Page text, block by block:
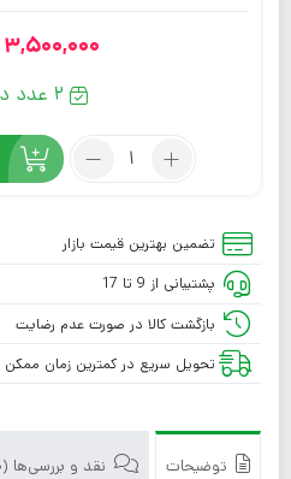
3,500,000
2 عدد در انبار
تضمین بهترین قیمت بازار
پشتیبانی از 9 تا 17
بازگشت کالا در صورت عدم رضایت
تحویل سریع در کمترین زمان ممکن
توضیحات نقد و بررسی‌ها (0)